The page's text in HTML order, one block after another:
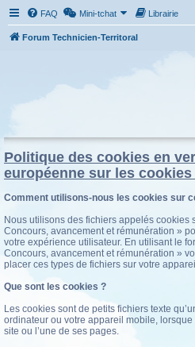
FAQ Mini-tchat Librairie
Forum Technicien-Territoral
Politique des cookies en
européenne sur les cookies
Comment utilisons-nous les cookies sur
Nous utilisons des fichiers appelés cookies
Concours, avancement et rémunération »
votre expérience utilisateur. En utilisant le
Concours, avancement et rémunération »
placer ces types de fichiers sur votre
Que sont les cookies ?
Les cookies sont de petits fichiers texte
ordinateur ou votre appareil mobile,
site ou l’une de ses pages.